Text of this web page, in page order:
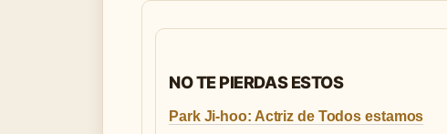
NO TE PIERDAS ESTOS
Park Ji-hoo: Actriz de Todos estamos